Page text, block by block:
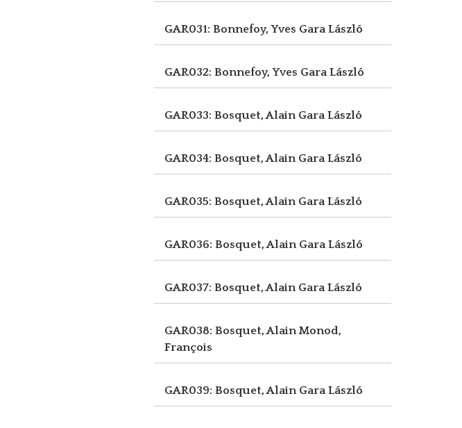
GAR031: Bonnefoy, Yves Gara László
GAR032: Bonnefoy, Yves Gara László
GAR033: Bosquet, Alain Gara László
GAR034: Bosquet, Alain Gara László
GAR035: Bosquet, Alain Gara László
GAR036: Bosquet, Alain Gara László
GAR037: Bosquet, Alain Gara László
GAR038: Bosquet, AlainMonod,
François
GAR039: Bosquet, Alain Gara László